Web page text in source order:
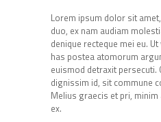
Lorem ipsum dolor sit
duo, ex nam audiam
denique recteque mei eu.
has postea atomorum
euismod detraxit persecuti.
dignissim id, sit commune
Melius graecis et pri,
ex.